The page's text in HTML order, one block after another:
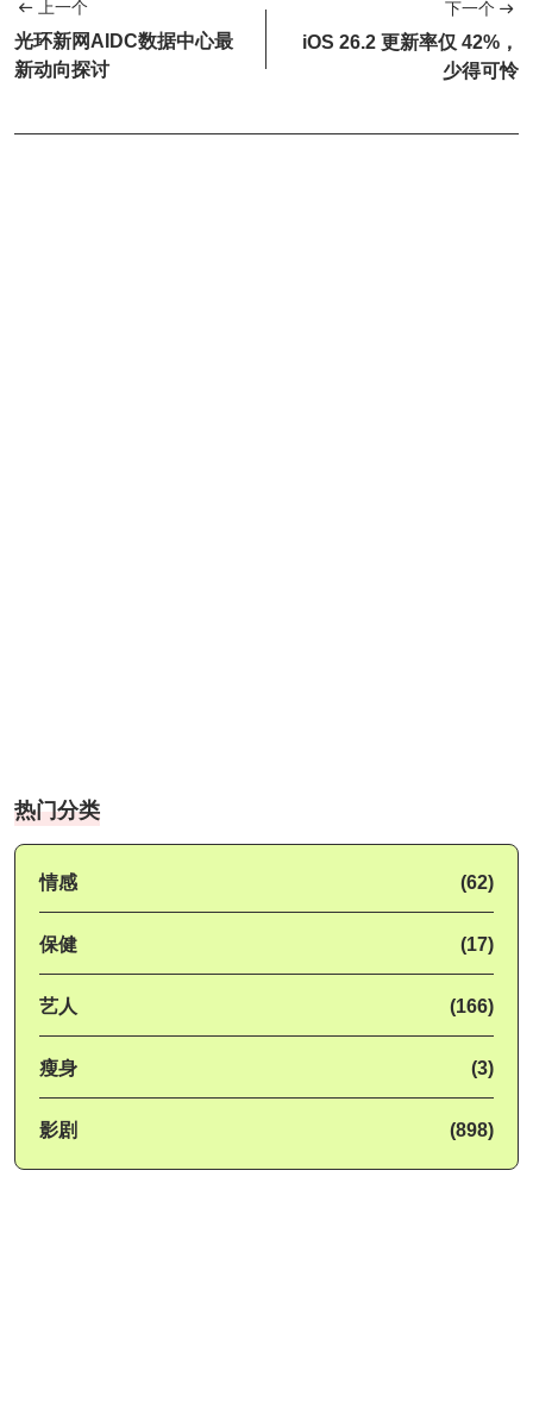
上一个
光环新网AIDC数据中心最
新动向探讨
下一个
iOS 26.2 更新率仅 42%，
少得可怜
热门分类
情感 (62)
保健 (17)
艺人 (166)
瘦身 (3)
影剧 (898)